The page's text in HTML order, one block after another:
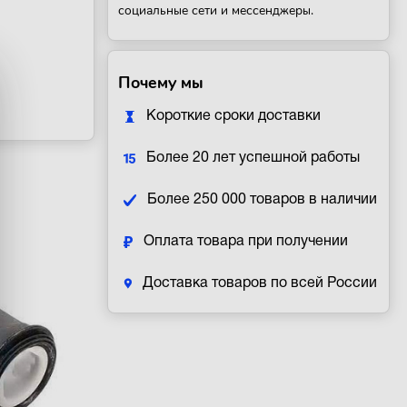
социальные сети и мессенджеры.
Почему мы
Короткие сроки доставки
Более 20 лет успешной работы
Более 250 000 товаров в наличии
Оплата товара при получении
Доставка товаров по всей России